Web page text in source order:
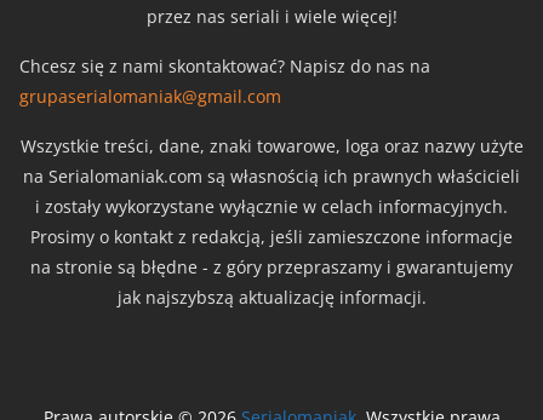
przez nas seriali i wiele więcej!
Chcesz się z nami skontaktować? Napisz do nas na
grupaserialomaniak@gmail.com
Wszystkie treści, dane, znaki towarowe, loga oraz nazwy użyte
na Serialomaniak.com są własnością ich prawnych właścicieli
i zostały wykorzystane wyłącznie w celach informacyjnych.
Prosimy o kontakt z redakcją, jeśli zamieszczone informacje
na stronie są błędne - z góry przepraszamy i gwarantujemy
jak najszybszą aktualizację informacji.